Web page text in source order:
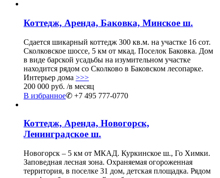
Коттедж, Аренда, Баковка, Минское ш.
Сдается шикарный коттедж 300 кв.м. на участке 16 сот.
Сколковское шоссе, 5 км от мкад. Поселок Баковка. Дом
в виде барской усадьбы на изумительном участке
находится рядом со Сколково в Баковском лесопарке.
Интерьер дома >>>
200 000 руб. /в месяц
В избранное✆ +7 495 777-0770
Коттедж, Аренда, Новогорск,
Ленинградское ш.
Новогорск – 5 км от МКАД. Куркинское ш., Го Химки.
Заповедная лесная зона. Охраняемая огороженная
территория, в поселке 31 дом, детская площадка. Рядом